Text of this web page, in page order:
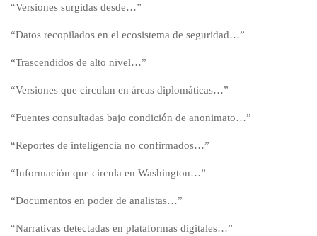
“Versiones surgidas desde…”
“Datos recopilados en el ecosistema de seguridad…”
“Trascendidos de alto nivel…”
“Versiones que circulan en áreas diplomáticas…”
“Fuentes consultadas bajo condición de anonimato…”
“Reportes de inteligencia no confirmados…”
“Información que circula en Washington…”
“Documentos en poder de analistas…”
“Narrativas detectadas en plataformas digitales…”